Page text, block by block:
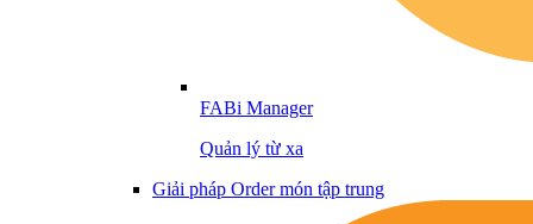
FABi Manager
Quản lý từ xa
Giải pháp Order món tập trung